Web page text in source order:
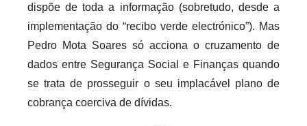
dispõe de toda a informação (sobretudo, desde a
implementação do “recibo verde electrónico”). Mas
Pedro Mota Soares só acciona o cruzamento de
dados entre Segurança Social e Finanças quando
se trata de prosseguir o seu implacável plano de
cobrança coerciva de dívidas.